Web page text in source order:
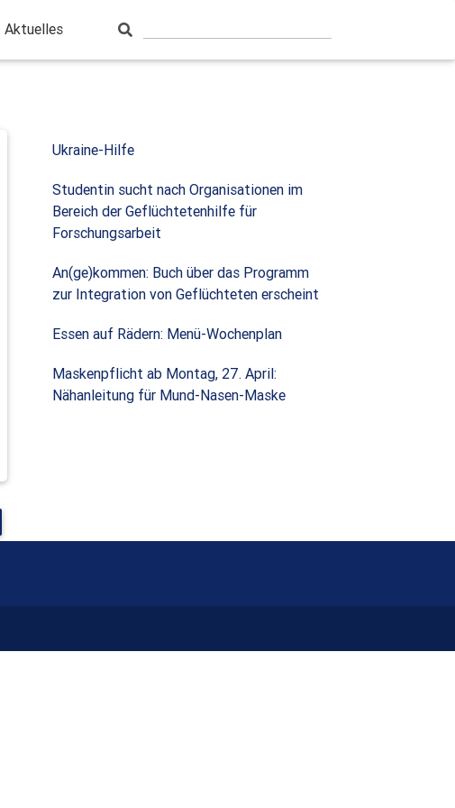
Aktuelles
Ukraine-Hilfe
Studentin sucht nach Organisationen im
Bereich der Geflüchtetenhilfe für
Forschungsarbeit
An(ge)kommen: Buch über das Programm
zur Integration von Geflüchteten erscheint
Essen auf Rädern: Menü-Wochenplan
Maskenpflicht ab Montag, 27. April:
Nähanleitung für Mund-Nasen-Maske